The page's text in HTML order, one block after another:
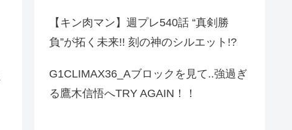
【キン肉マン】週プレ540話 “真剣勝
負”が拓く未来!! 刻の神のシルエット!?
G1CLIMAX36_Aブロックを見て..強過ぎ
る鷹木信悟へTRY AGAIN！！